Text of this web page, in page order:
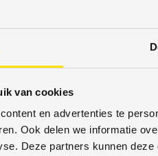
van cookies
en advertenties te
Ook delen we informatie
Deze partners kunnen